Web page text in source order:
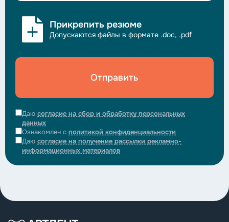
Прикрепить резюме
Допускаются файлы в формате .doc, .pdf
Отправить
Даю согласие на сбор и обработку персональных
данных
Ознакомлен с политикой конфиденциальности
Даю согласие на получение рассылки рекламно-
информационных материалов